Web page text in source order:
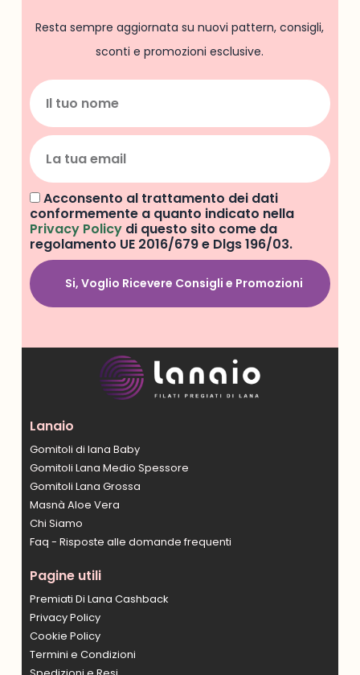
Resta sempre aggiornata su nuovi pattern, consigli,
sconti e promozioni esclusive.
Acconsento al trattamento dei dati
conformemente a quanto indicato nella
Privacy Policydi questo sito come da
regolamento UE 2016/679 e Dlgs 196/03.
Si, Voglio Ricevere Consigli e Promozioni
Lanaio
Gomitoli di lana Baby
Gomitoli Lana Medio Spessore
Gomitoli Lana Grossa
Masnà Aloe Vera
Chi Siamo
Faq - Risposte alle domande frequenti
Pagine utili
Premiati Di Lana Cashback
Privacy Policy
Cookie Policy
Termini e Condizioni